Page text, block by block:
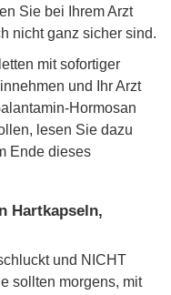
Sie bei Ihrem Arzt
nicht ganz sicher sind.
mit sofortiger
und Ihr Arzt
Hormosan
lesen Sie dazu
Ende dieses
Hartkapseln,
und NICHT
sollten morgens, mit